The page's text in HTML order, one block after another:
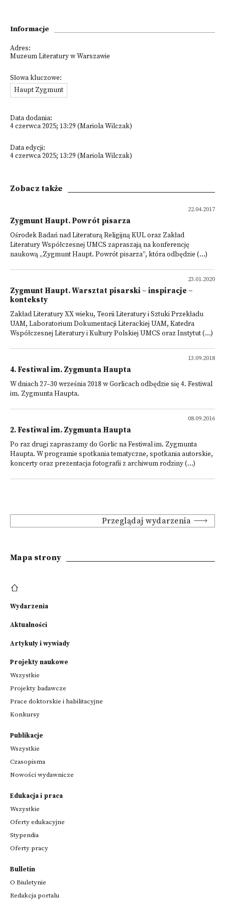
Informacje
Adres:
Muzeum Literatury w Warszawie
Słowa kluczowe:
Haupt Zygmunt
Data dodania:
4 czerwca 2025; 13:29 (Mariola Wilczak)
Data edycji:
4 czerwca 2025; 13:29 (Mariola Wilczak)
Zobacz także
22.04.2017
Zygmunt Haupt. Powrót pisarza
Ośrodek Badań nad Literaturą Religijną KUL oraz Zakład
Literatury Współczesnej UMCS zapraszają na konferencję
naukową „Zygmunt Haupt. Powrót pisarza”, która odbędzie (...)
23.01.2020
Zygmunt Haupt. Warsztat pisarski – inspiracje –
konteksty
Zakład Literatury XX wieku, Teorii Literatury i Sztuki Przekładu
UAM, Laboratorium Dokumentacji Literackiej UAM, Katedra
Współczesnej Literatury i Kultury Polskiej UMCS oraz Instytut (...)
13.09.2018
4. Festiwal im. Zygmunta Haupta
W dniach 27–30 września 2018 w Gorlicach odbędzie się 4. Festiwal
im. Zygmunta Haupta.
08.09.2016
2. Festiwal im. Zygmunta Haupta
Po raz drugi zapraszamy do Gorlic na Festiwal im. Zygmunta
Haupta. W programie spotkania tematyczne, spotkania autorskie,
koncerty oraz prezentacja fotografii z archiwum rodziny (...)
Przeglądaj wydarzenia
Mapa strony
Wydarzenia
Aktualności
Artykuły i wywiady
Projekty naukowe
Wszystkie
Projekty badawcze
Prace doktorskie i habilitacyjne
Konkursy
Publikacje
Wszystkie
Czasopisma
Nowości wydawnicze
Edukacja i praca
Wszystkie
Oferty edukacyjne
Stypendia
Oferty pracy
Bulletin
O Biuletynie
Redakcja portalu